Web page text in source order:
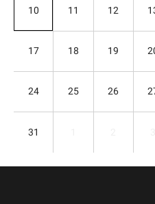
10 11 12
17 18 19
24 25 26
31